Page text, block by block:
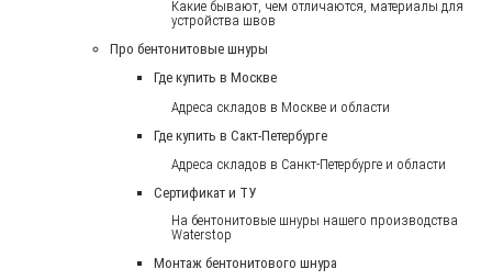
Какие бывают, чем отличаются, материалы для
устройства швов
Про бентонитовые шнуры
Где купить в Москве
Адреса складов в Москве и области
Где купить в Сакт-Петербурге
Адреса складов в Санкт-Петербурге и области
Сертификат и ТУ
На бентонитовые шнуры нашего производства
Waterstop
Монтаж бентонитового шнура